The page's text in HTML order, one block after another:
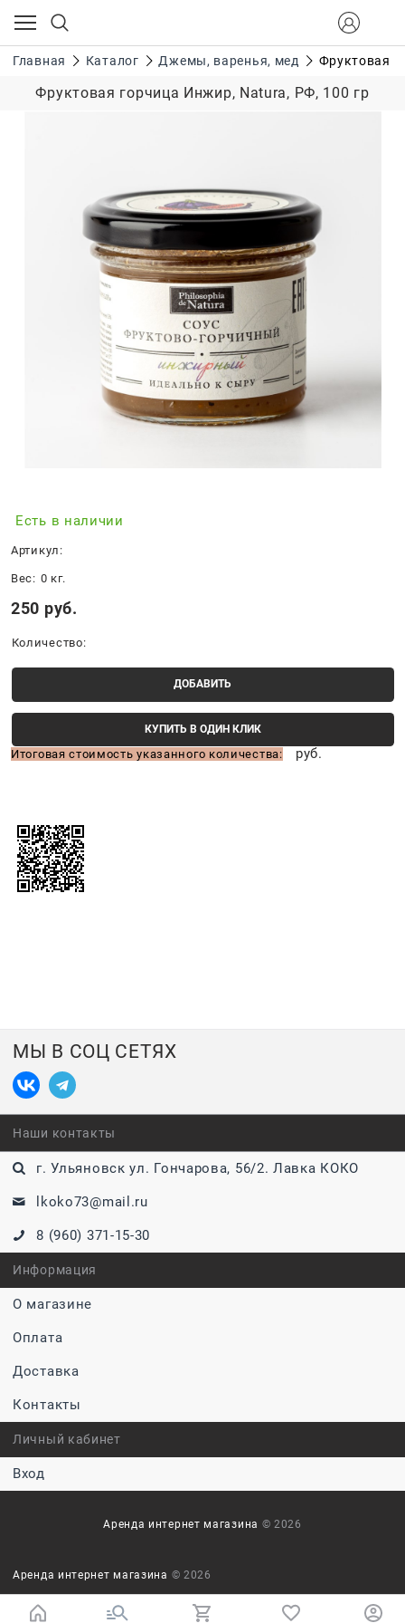
Главная Каталог Джемы, варенья, мед Фруктовая
Фруктовая горчица Инжир, Natura, РФ, 100 гр
Есть в наличии
Артикул:
Вес: 0 кг.
250 руб.
Количество:
ДОБАВИТЬ
КУПИТЬ В ОДИН КЛИК
Итоговая стоимость указанного количества: руб.
МЫ В СОЦ СЕТЯХ
Наши контакты
г. Ульяновск ул. Гончарова, 56/2. Лавка КОКО
lkoko73@mail.ru
8 (960) 371-15-30
Информация
О магазине
Оплата
Доставка
Контакты
Личный кабинет
Вход
Аренда интернет магазина © 2026
Аренда интернет магазина © 2026